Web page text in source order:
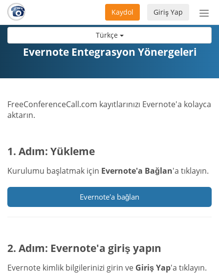
Türkçe
aç/
Giriş Yap
Kaydol
Evernote Entegrasyon Yönergeleri
FreeConferenceCall.com kayıtlarınızı Evernote'a kolayca
aktarın.
1. Adım: Yükleme
Kurulumu başlatmak için Evernote'a Bağlan'a tıklayın.
Evernote'a bağlan
2. Adım: Evernote'a giriş yapın
Evernote kimlik bilgilerinizi girin ve Giriş Yap'a tıklayın.